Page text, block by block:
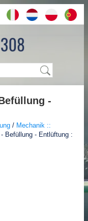
-
/ Mechanik ::
Befüllung - Entlüftung :